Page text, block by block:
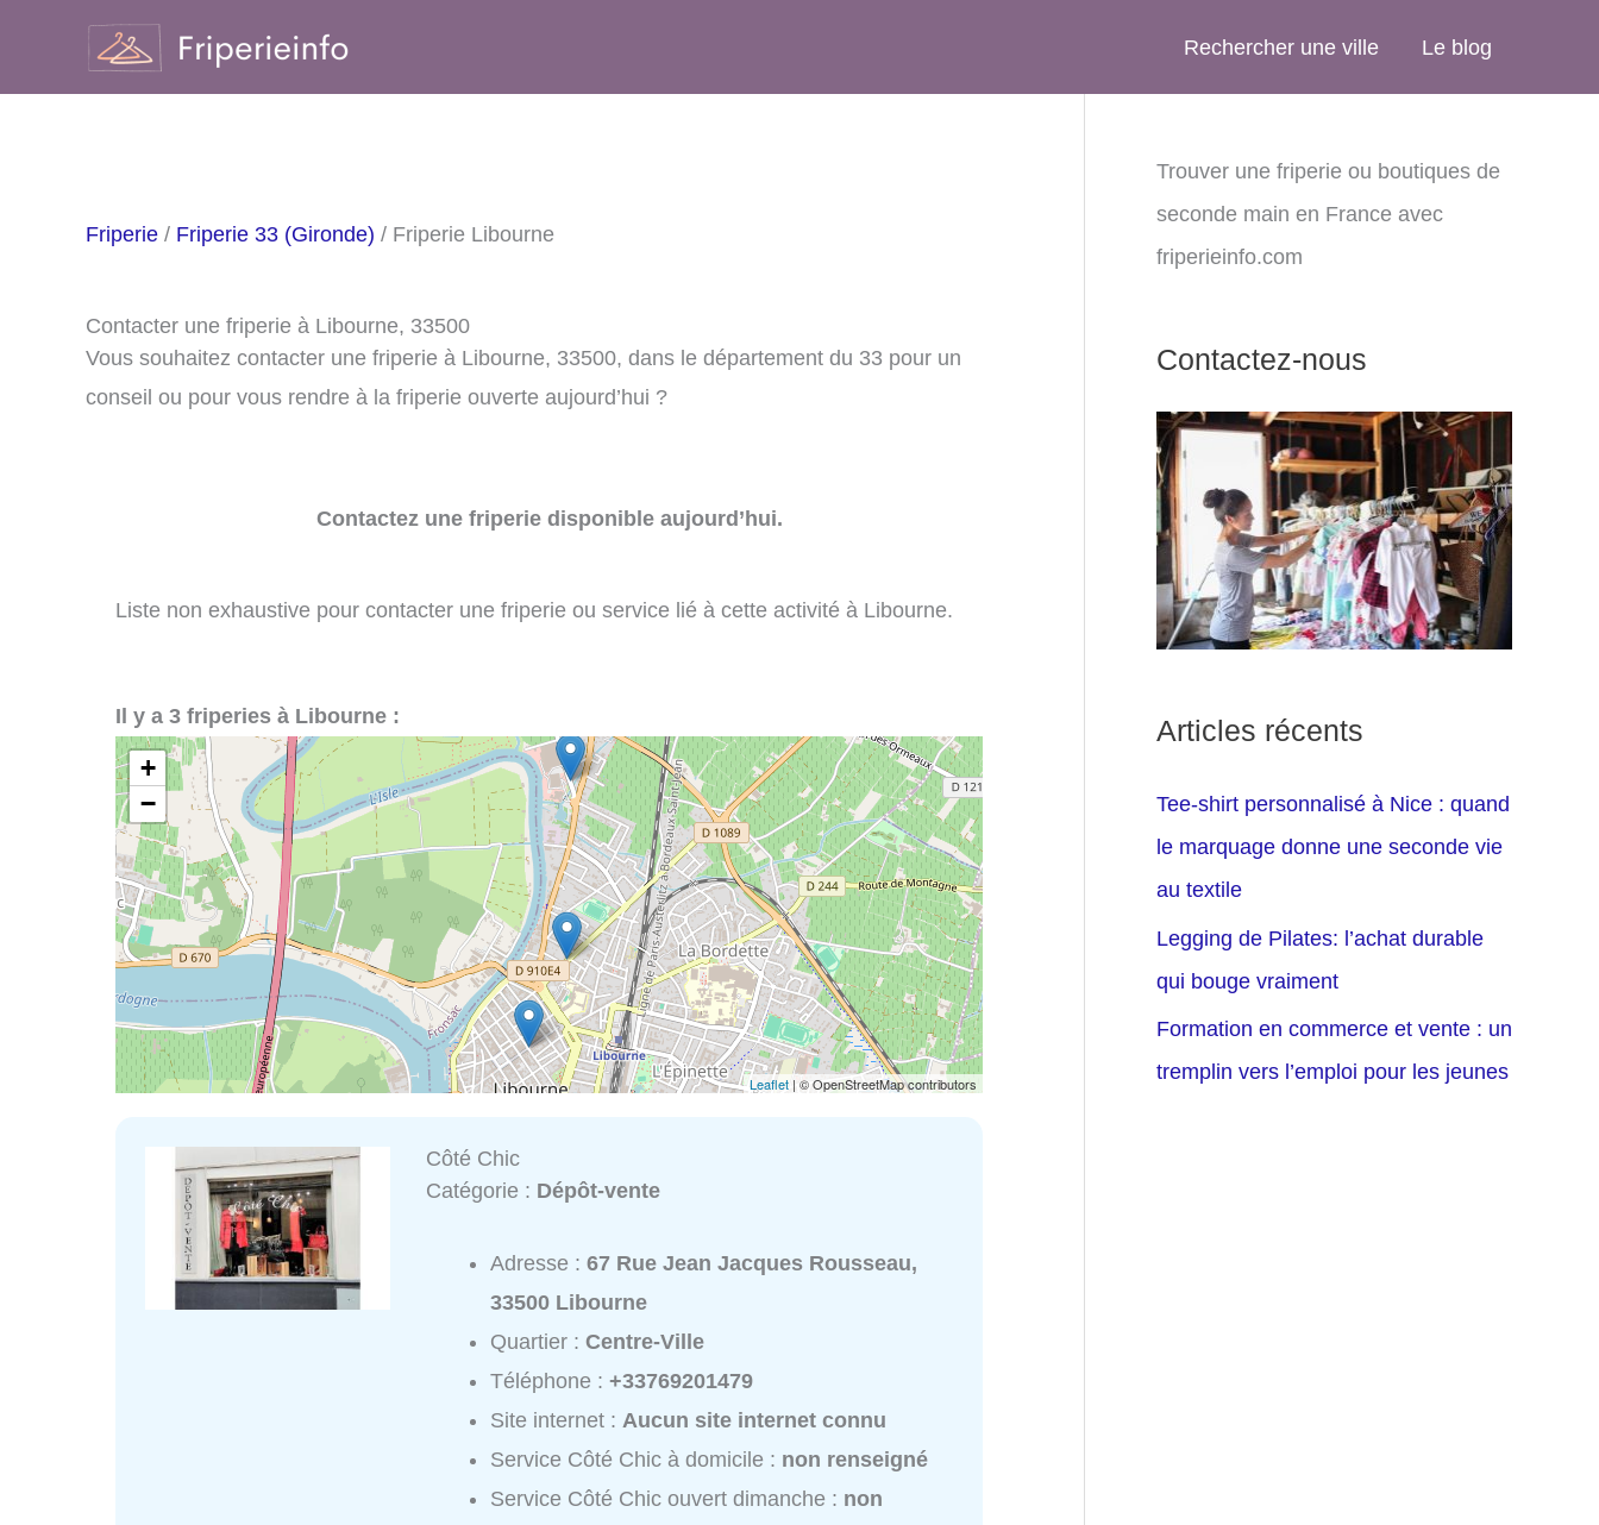
contenu
Rechercher une ville Le blog
Friperie / Friperie 33 (Gironde) / Friperie Libourne
Contacter une friperie à Libourne, 33500
Vous souhaitez contacter une friperie à Libourne, 33500, dans le département du 33 pour un
conseil ou pour vous rendre à la friperie ouverte aujourd’hui ?
Contactez une friperie disponible aujourd’hui.
Liste non exhaustive pour contacter une friperie ou service lié à cette activité à Libourne.
Il y a 3 friperies à Libourne :
+
−
Leaflet | © OpenStreetMap contributors
Côté Chic
Catégorie : Dépôt-vente
Adresse :67 Rue Jean Jacques Rousseau,
33500 Libourne
Quartier :Centre-Ville
Téléphone :+33769201479
Site internet :Aucun site internet connu
Service Côté Chic à domicile : non renseigné
Service Côté Chic ouvert dimanche : non
Trouver une friperie ou boutiques de
seconde main en France avec
friperieinfo.com
Contactez-nous
Articles récents
Tee-shirt personnalisé à Nice : quand
le marquage donne une seconde vie
au textile
Legging de Pilates: l’achat durable
qui bouge vraiment
Formation en commerce et vente : un
tremplin vers l’emploi pour les jeunes